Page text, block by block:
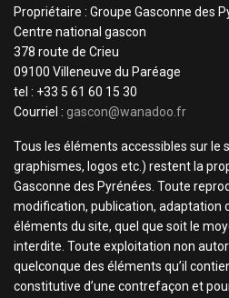
Propriétaire : Groupe Gasconne des
Centre national gascon
378 route de Crieu
09100 Villeneuve du Paréage
tel : +33 5 61 60 15 30
Courriel : gascon@wanadoo.fr
Tous les éléments accessibles sur le
graphismes, logos etc.) restent la
Gasconne des Pyrénées. Toute
modification, publication, adaptation
éléments du site, quel que soit le
interdite. Toute exploitation non
quelconque des éléments qu’il
constitutive d’une contrefaçon et